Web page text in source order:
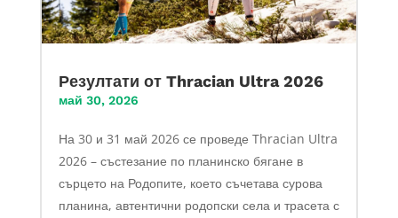
Резултати от Thracian Ultra 2026
май 30, 2026
На 30 и 31 май 2026 се проведе Thracian Ultra
2026 – състезание по планинско бягане в
сърцето на Родопите, което съчетава сурова
планина, автентични родопски села и трасета с